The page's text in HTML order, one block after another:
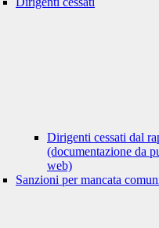
Dirigenti cessati dal
(documentazione da
web)
Sanzioni per mancata